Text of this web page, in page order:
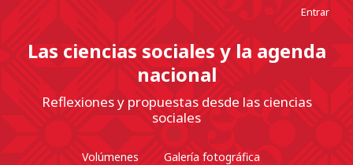
Las ciencias sociales y la agenda
nacional
Reflexiones y propuestas desde las ciencias
sociales
Volúmenes Galería fotográfica
Entrar